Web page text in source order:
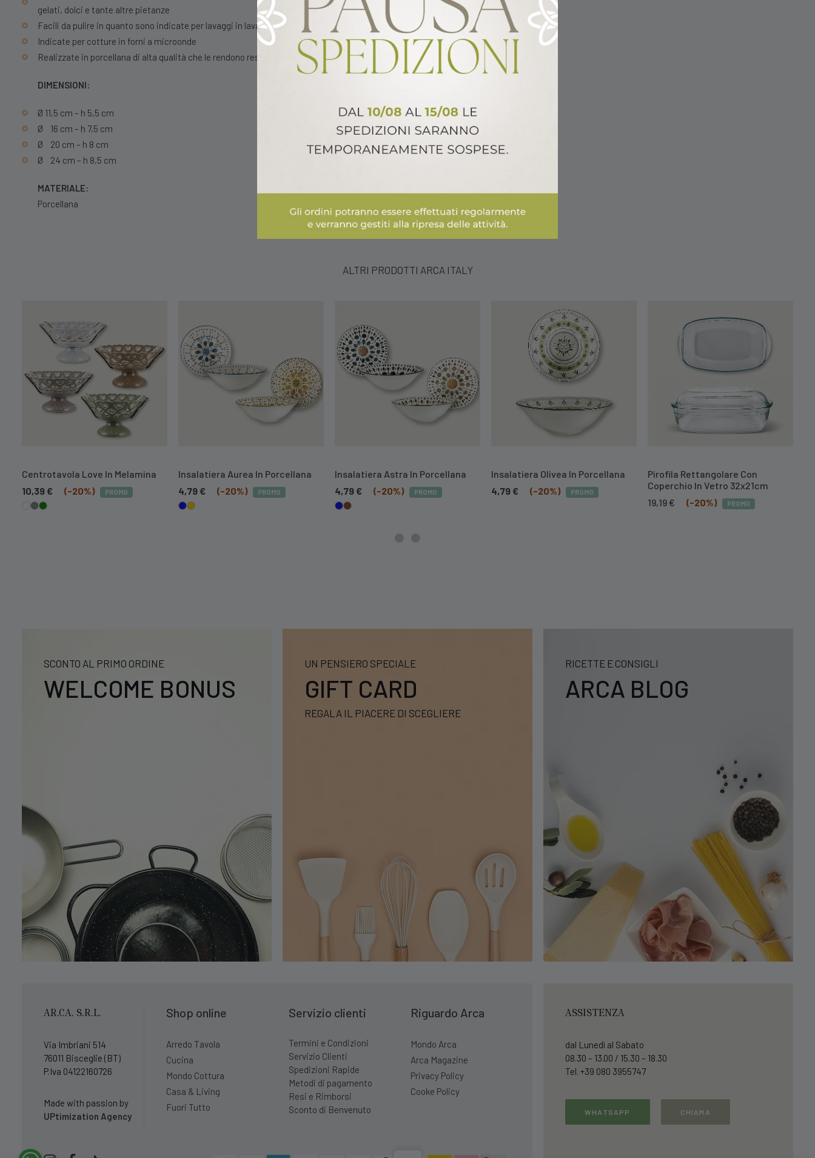
gelati, dolci e tante altre pietanze
Facili da pulire in quanto sono indicate per lavaggi in lavastoviglie
Indicate per cotture in forni a microonde
Realizzate in porcellana di alta qualità che le rendono resistenti e durevoli nel tempo
DIMENSIONI:
Ø 11,5 cm – h 5,5 cm
Ø 16 cm – h 7,5 cm
Ø 20 cm – h 8 cm
Ø 24 cm – h 8,5 cm
MATERIALE:
Porcellana
ALTRI PRODOTTI ARCA ITALY
Centrotavola Love In Melamina
10,39 € (-20%) PROMO
Insalatiera Aurea In Porcellana
4,79 € (-20%) PROMO
Insalatiera Astra In Porcellana
4,79 € (-20%) PROMO
Insalatiera Olivea In Porcellana
4,79 € (-20%) PROMO
Pirofila Rettangolare Con
Coperchio In Vetro 32x21cm
Il19,19€ (-20%) PROMO
SCONTO AL PRIMO ORDINE
WELCOME BONUS
UN PENSIERO SPECIALE
GIFT CARD
REGALA IL PIACERE DI SCEGLIERE
RICETTE E CONSIGLI
ARCA BLOG
AR.CA. S.R.L.
Via Imbriani 514
76011 Bisceglie (BT)
P.Iva 04122160726
Made with passion by
UPtimization Agency
Shop online
Arredo Tavola
Cucina
Mondo Cottura
Casa & Living
Fuori Tutto
Servizio clienti
Termini e Condizioni
Servizio Clienti
Spedizioni Rapide
Metodi di pagamento
Resi e Rimborsi
Sconto di Benvenuto
Riguardo Arca
Mondo Arca
Arca Magazine
Privacy Policy
Cooke Policy
ASSISTENZA
dal Lunedì al Sabato
08.30 – 13.00 / 15.30 – 18.30
Tel. +39 080 3955747
WHATSAPP CHIAMA